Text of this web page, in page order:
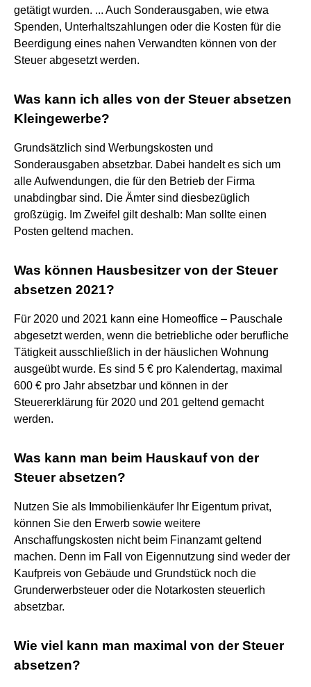
getätigt wurden. ... Auch Sonderausgaben, wie etwa
Spenden, Unterhaltszahlungen oder die Kosten für die
Beerdigung eines nahen Verwandten können von der
Steuer abgesetzt werden.
Was kann ich alles von der Steuer absetzen
Kleingewerbe?
Grundsätzlich sind Werbungskosten und
Sonderausgaben absetzbar. Dabei handelt es sich um
alle Aufwendungen, die für den Betrieb der Firma
unabdingbar sind. Die Ämter sind diesbezüglich
großzügig. Im Zweifel gilt deshalb: Man sollte einen
Posten geltend machen.
Was können Hausbesitzer von der Steuer
absetzen 2021?
Für 2020 und 2021 kann eine Homeoffice – Pauschale
abgesetzt werden, wenn die betriebliche oder berufliche
Tätigkeit ausschließlich in der häuslichen Wohnung
ausgeübt wurde. Es sind 5 € pro Kalendertag, maximal
600 € pro Jahr absetzbar und können in der
Steuererklärung für 2020 und 201 geltend gemacht
werden.
Was kann man beim Hauskauf von der
Steuer absetzen?
Nutzen Sie als Immobilienkäufer Ihr Eigentum privat,
können Sie den Erwerb sowie weitere
Anschaffungskosten nicht beim Finanzamt geltend
machen. Denn im Fall von Eigennutzung sind weder der
Kaufpreis von Gebäude und Grundstück noch die
Grunderwerbsteuer oder die Notarkosten steuerlich
absetzbar.
Wie viel kann man maximal von der Steuer
absetzen?